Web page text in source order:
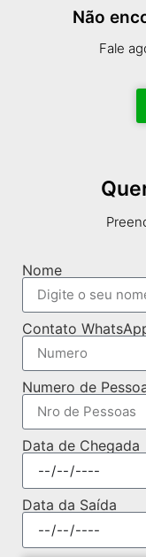
Não
Fale
Nome
Contato
Numero de
Data de Chegada
Data da Saída